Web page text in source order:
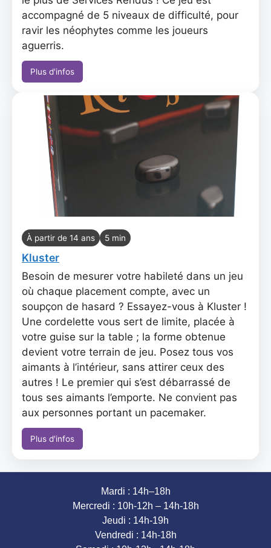
accompagné de 5 niveaux de difficulté, pour
ravir les néophytes comme les joueurs
aguerris.
Plus d'infos
À partir de 14 ans 5 min
Kluster
Besoin de mesurer votre habileté dans un jeu
où chaque placement compte, avec un
soupçon de hasard ? Essayez-vous à Kluster !
Une cordelette vous sert de limite, placée à
votre guise sur la table ; la forme obtenue
devient votre terrain de jeu. Posez tous vos
aimants à l’intérieur, sans attirer ceux des
autres ! Le premier qui s’est débarrassé de
tous ses aimants l’emporte. Ne convient pas
aux personnes portant un pacemaker.
Plus d'infos
Mardi : 14h–18h
Mercredi : 10h-12h – 14h-18h
Jeudi : 14h-19h
Vendredi : 14h-18h